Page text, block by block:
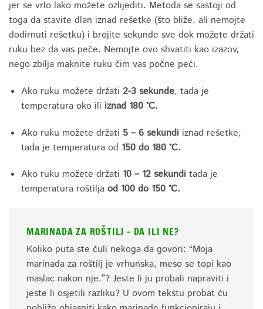
jer se vrlo lako možete ozlijediti. Metoda se sastoji od
toga da stavite dlan iznad rešetke (što bliže, ali nemojte
dodirnuti rešetku) i brojite sekunde sve dok možete držati
ruku bez da vas peče. Nemojte ovo shvatiti kao izazov,
nego zbilja maknite ruku čim vas počne peći.​
Ako ruku možete držati 2-3 sekunde, tada je
temperatura oko ili iznad 180 °C.​
Ako ruku možete držati 5 – 6 sekundiiznad rešetke,
tada je temperatura od 150 do 180 °C.​
Ako ruku možete držati 10 – 12 sekunditada je
temperatura roštilja od 100 do 150 °C.
MARINADA ZA ROŠTILJ – DA ILI NE?
Koliko puta ste čuli nekoga da govori: “Moja
marinada za roštilj je vrhunska, meso se topi kao
maslac nakon nje.”? Jeste li ju probali napraviti i
jeste li osjetili razliku? U ovom tekstu probat ću